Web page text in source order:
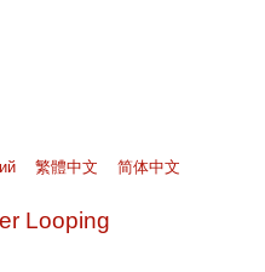
繁體中文 简体中文
Looping